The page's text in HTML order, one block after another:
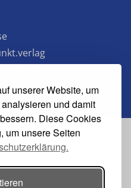
unserer Website, um
und damit
Diese Cookies
um unsere Seiten
Medien